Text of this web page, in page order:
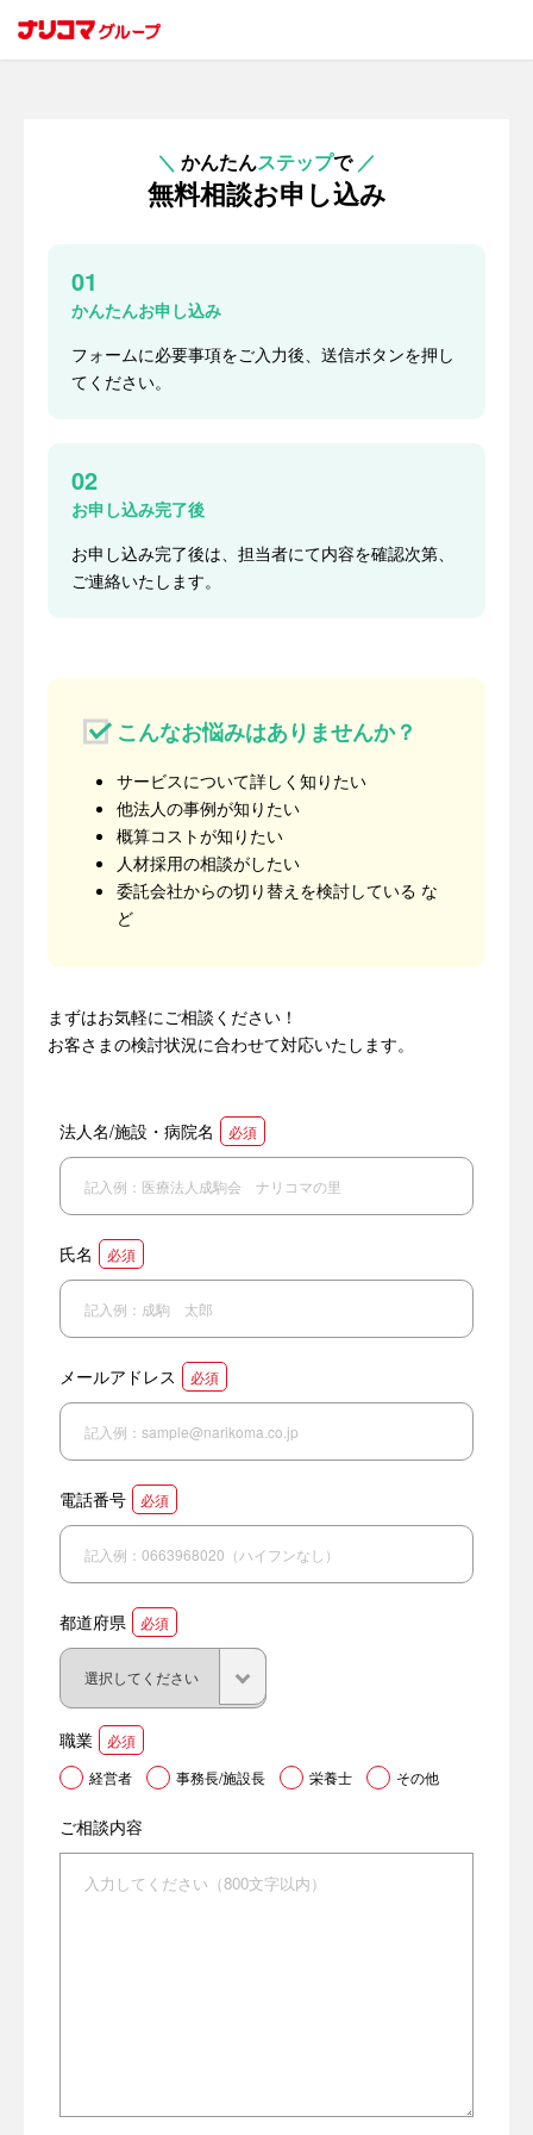
＼ かんたんステップで ／
無料相談お申し込み
01
かんたんお申し込み
フォームに必要事項をご入力後、送信ボタンを押し
てください。
02
お申し込み完了後
お申し込み完了後は、担当者にて内容を確認次第、
ご連絡いたします。
こんなお悩みはありませんか？
サービスについて詳しく知りたい
他法人の事例が知りたい
概算コストが知りたい
人材採用の相談がしたい
委託会社からの切り替えを検討している な
ど
まずはお気軽にご相談ください！
お客さまの検討状況に合わせて対応いたします。
法人名/施設・病院名 必須
氏名 必須
メールアドレス 必須
電話番号 必須
都道府県 必須
職業
必須
経営者
事務長/施設長 栄養士 その他
ご相談内容